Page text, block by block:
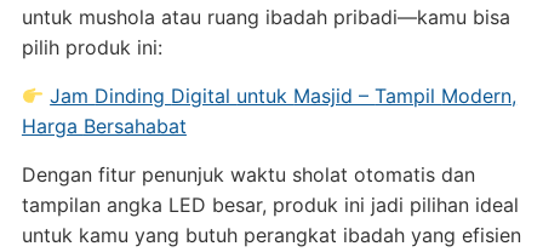
untuk mushola atau ruang ibadah pribadi—kamu bisa
pilih produk ini:
Jam Dinding Digital untuk Masjid –Tampil Modern,
Harga Bersahabat
Dengan fitur penunjuk waktu sholat otomatis dan
tampilan angka LED besar, produk ini jadi pilihan ideal
untuk kamu yang butuh perangkat ibadah yang efisien